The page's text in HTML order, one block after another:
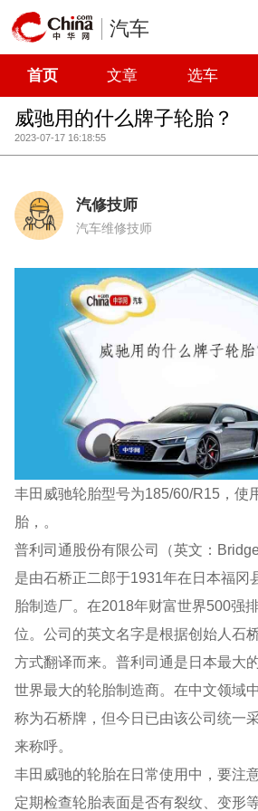
汽车
首页 文章 选车
威驰用的什么牌子轮胎？
2023-07-17 16:18:55
汽修技师
汽车维修技师
丰田威驰轮胎型号为185/60/R15，使
胎，。
普利司通股份有限公司（英文：
是由石桥正二郎于1931年在日本福冈
胎制造厂。在2018年财富世界500强
位。公司的英文名字是根据创始人石
方式翻译而来。普利司通是日本最大
世界最大的轮胎制造商。在中文领域
称为石桥牌，但今日已由该公司统一
来称呼。
丰田威驰的轮胎在日常使用中，要注
定期检查轮胎表面是否有裂纹、变形